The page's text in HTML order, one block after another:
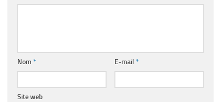
Nom * E-mail *
Site web